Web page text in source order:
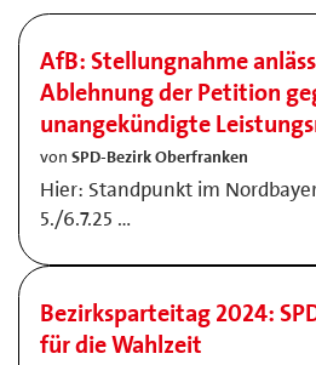
AfB: Stellungnahme
Ablehnung der Petition
unangekündigte
von SPD-Bezirk Oberfranken
Hier: Standpunkt im
5./6.7.25 …
Bezirksparteitag 2024:
für die Wahlzeit